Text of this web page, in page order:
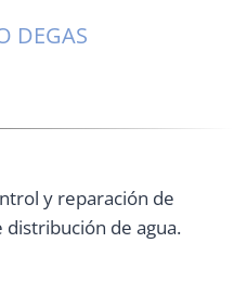
DEGAS
y reparación de
distribución de agua.